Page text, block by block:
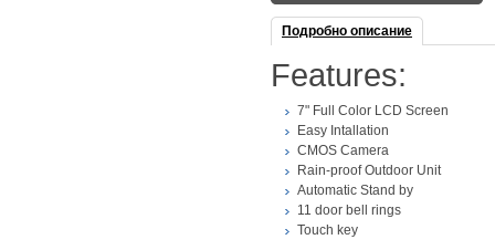
Подробно описание
Features:
7" Full Color LCD Screen
Easy Intallation
CMOS Camera
Rain-proof Outdoor Unit
Automatic Stand by
11 door bell rings
Touch key